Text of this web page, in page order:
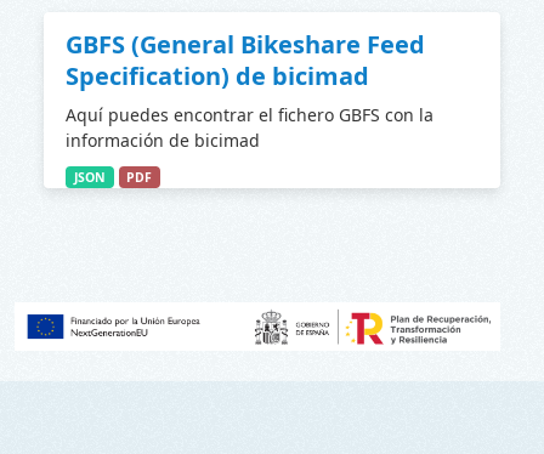
GBFS (General Bikeshare Feed
Specification) de bicimad
Aquí puedes encontrar el fichero GBFS con la
información de bicimad
JSON PDF